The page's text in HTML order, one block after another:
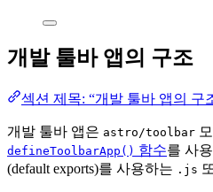
개발 툴바 앱의 구조
섹션 제목: “개발 툴바 앱의 구
개발 툴바 앱은 astro/toolbar
defineToolbarApp() 함수를 사
(default exports)를 사용하는 .js